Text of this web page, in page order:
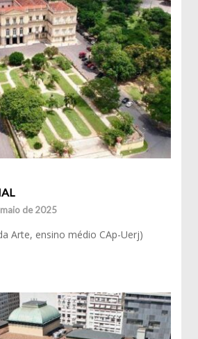
de 2025
Arte, ensino médio CAp-Uerj)